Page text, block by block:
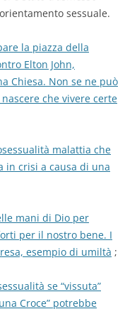
sessuale.
la piazza della
Elton John,
Chiesa. Non se ne può
che vivere certe
malattia che
in crisi a causa di una
mani di Dio per
per il nostro bene. I
esempio di umiltà ;
se “vissuta”
Croce” potrebbe